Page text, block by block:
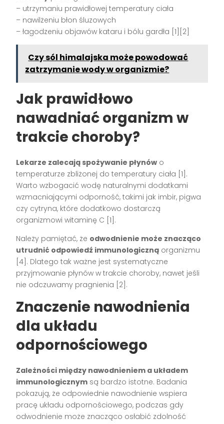
– utrzymaniu prawidłowej temperatury ciała
– nawilżeniu błon śluzowych
– łagodzeniu objawów kataru i bólu gardła [1][2]
Czy sól himalajska może powodować
zatrzymanie wody w organizmie?
Jak prawidłowo
nawadniać organizm w
trakcie choroby?
Lekarze zalecają spożywanie płynów o
temperaturze zbliżonej do temperatury ciała [1].
Warto wzbogacić wodę naturalnymi dodatkami
wzmacniającymi odporność, takimi jak imbir, pigwa
czy cytryna, które dodatkowo dostarczą
organizmowi witaminę C [1].
Należy pamiętać, że odwodnienie może znacząco
utrudnić odpowiedź immunologiczną organizmu
[4]. Dlatego tak ważne jest systematyczne
przyjmowanie płynów w trakcie choroby, nawet jeśli
nie odczuwamy pragnienia [2].
Znaczenie nawodnienia
dla układu
odpornościowego
Zależności między nawodnieniem a układem
immunologicznym są bardzo istotne. Badania
pokazują, że odpowiednie nawodnienie wspiera
pracę układu odpornościowego, podczas gdy
odwodnienie może znacząco osłabić zdolność